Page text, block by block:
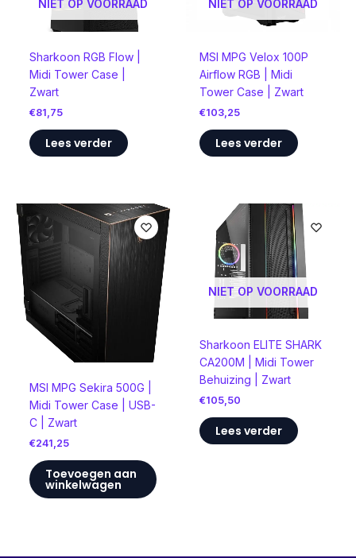
NIET OP VOORRAAD
Sharkoon RGB Flow |
Midi Tower Case |
Zwart
€81,75
Lees verder
NIET OP VOORRAAD
MSI MPG Velox 100P
Airflow RGB | Midi
Tower Case | Zwart
€103,25
Lees verder
MSI MPG Sekira 500G |
Midi Tower Case | USB-
C | Zwart
€241,25
Toevoegen aan
winkelwagen
NIET OP VOORRAAD
Sharkoon ELITE SHARK
CA200M | Midi Tower
Behuizing | Zwart
€105,50
Lees verder